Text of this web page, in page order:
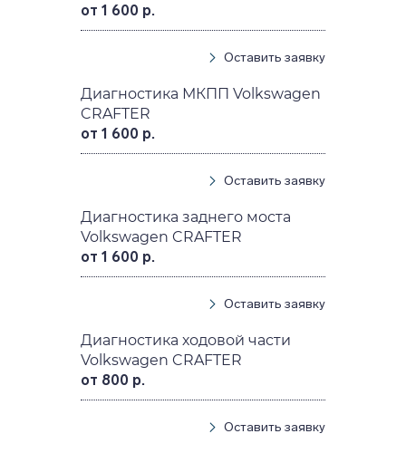
от 1 600 р.
Оставить заявку
Диагностика МКПП Volkswagen
CRAFTER
от 1 600 р.
Оставить заявку
Диагностика заднего моста
Volkswagen CRAFTER
от 1 600 р.
Оставить заявку
Диагностика ходовой части
Volkswagen CRAFTER
от 800 р.
Оставить заявку